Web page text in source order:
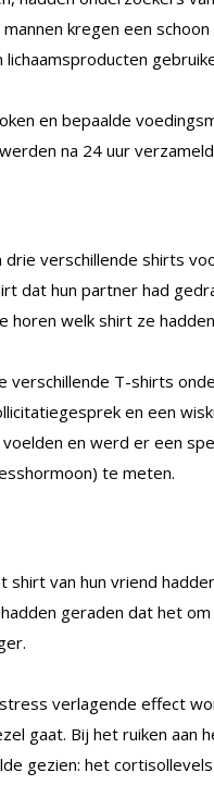
kregen een
en bepaalde
na 24 uur
verschillende shirts
dat hun partner had
horen welk shirt ze
verschillende T-shirts
en een
en werd er een
te meten.
shirt van hun vriend
geraden dat het
verlagende effect
gaat. Bij het ruiken aan
gezien: het